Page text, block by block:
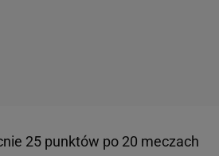
25 punktów po 20 meczach